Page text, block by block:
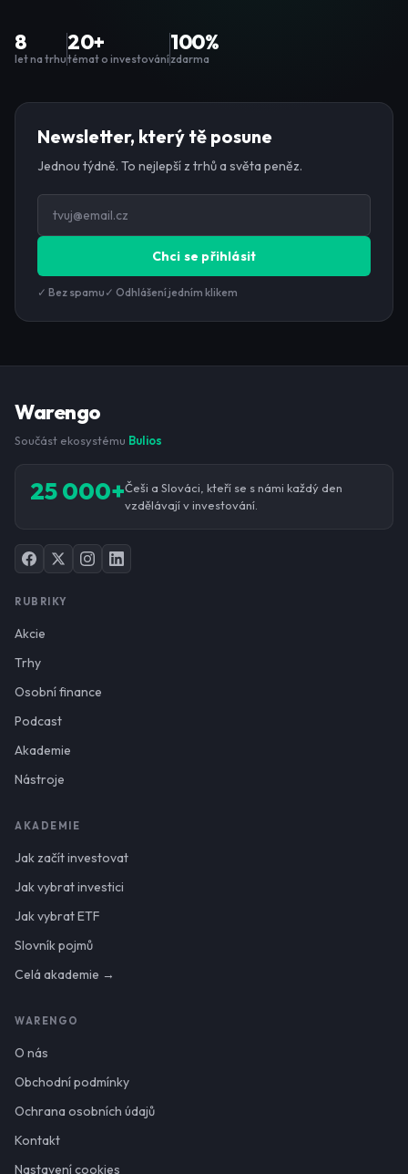
8
let na trhu
20+
témat o investování
100%
zdarma
Newsletter, který tě posune
Jednou týdně. To nejlepší z trhů a světa peněz.
Chci se přihlásit
✓ Bez spamu ✓ Odhlášení jedním klikem
Warengo
Součást ekosystému Bulios
25 000+Češi a Slováci, kteří se s námi každý den
vzdělávají v investování.
RUBRIKY
Akcie
Trhy
Osobní finance
Podcast
Akademie
Nástroje
AKADEMIE
Jak začít investovat
Jak vybrat investici
Jak vybrat ETF
Slovník pojmů
Celá akademie →
WARENGO
O nás
Obchodní podmínky
Ochrana osobních údajů
Kontakt
Nastavení cookies